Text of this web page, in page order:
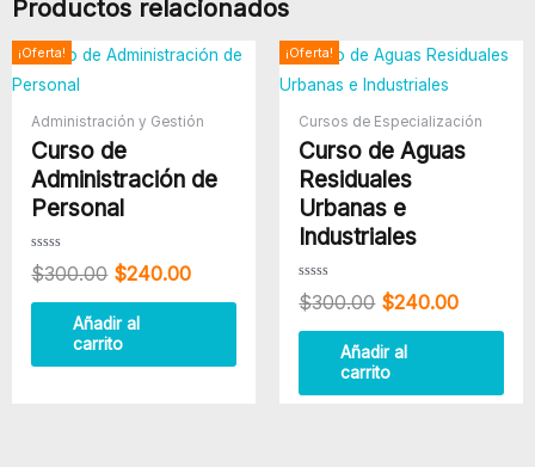
cantidad
Productos relacionados
¡Oferta!
Administración y Gestión
Curso de
Administración de
Personal
Valorado
con
de
$300.00
El
era:
$300.00.
$240.00
El
es:
Añadir al
carrito
¡Oferta!
Cursos de Especialización
Curso de Aguas
Residuales
Urbanas e
Industriales
Valorado
con
de
$300.00
El
precio
original
era:
$300.00.
$240.00
El
es:
Añadir al
carrito